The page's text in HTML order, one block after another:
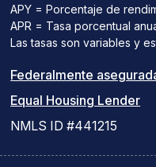
APY = Porcentaje de
APR = Tasa porcentual
Las tasas son variables y
Federalmente
Equal Housing Lender(el
NMLS ID #441215